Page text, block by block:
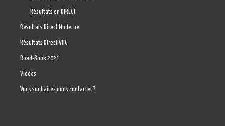
Résultats en DIRECT
Résultats Direct Moderne
Résultats Direct VHC
Road-Book 2021
Vidéos
Vous souhaitez nous contacter ?